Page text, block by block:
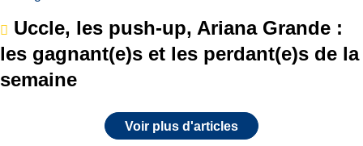
Uccle, les push-up, Ariana Grande :
les gagnant(e)s et les perdant(e)s de la
semaine
Voir plus d'articles